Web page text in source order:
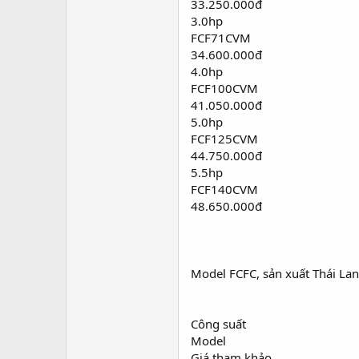
33.250.000đ
3.0hp
FCF71CVM
34.600.000đ
4.0hp
FCF100CVM
41.050.000đ
5.0hp
FCF125CVM
44.750.000đ
5.5hp
FCF140CVM
48.650.000đ
Model FCFC, sản xuất Thái
Công suất
Model